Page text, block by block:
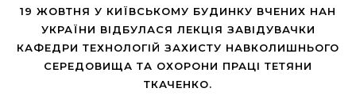
19 ЖОВТНЯ У КИЇВСЬКОМУ БУДИНКУ ВЧЕНИХ НАН
УКРАЇНИ ВІДБУЛАСЯ ЛЕКЦІЯ ЗАВІДУВАЧКИ
КАФЕДРИ ТЕХНОЛОГІЙ ЗАХИСТУ НАВКОЛИШНЬОГО
СЕРЕДОВИЩА ТА ОХОРОНИ ПРАЦІ ТЕТЯНИ
ТКАЧЕНКО.